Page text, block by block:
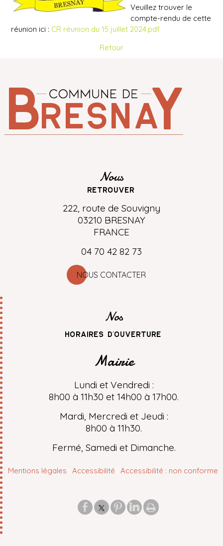
Veuillez trouver le
compte-rendu de cette
réunion ici : CR réunion du 15 juillet 2024.pdf
Retour
Nous
retrouver
222, route de Souvigny
03210 BRESNAY
FRANCE
04 70 42 82 73
NOUS CONTACTER
Nos
horaires d'ouverture
Mairie
Lundi et Vendredi :
8h00 à 11h30 et 14h00 à 17h00.
Mardi, Mercredi et Jeudi :
8h00 à 11h30.
Fermé, Samedi et Dimanche.
Mentions légales Accessibilité Accessibilité : non conforme